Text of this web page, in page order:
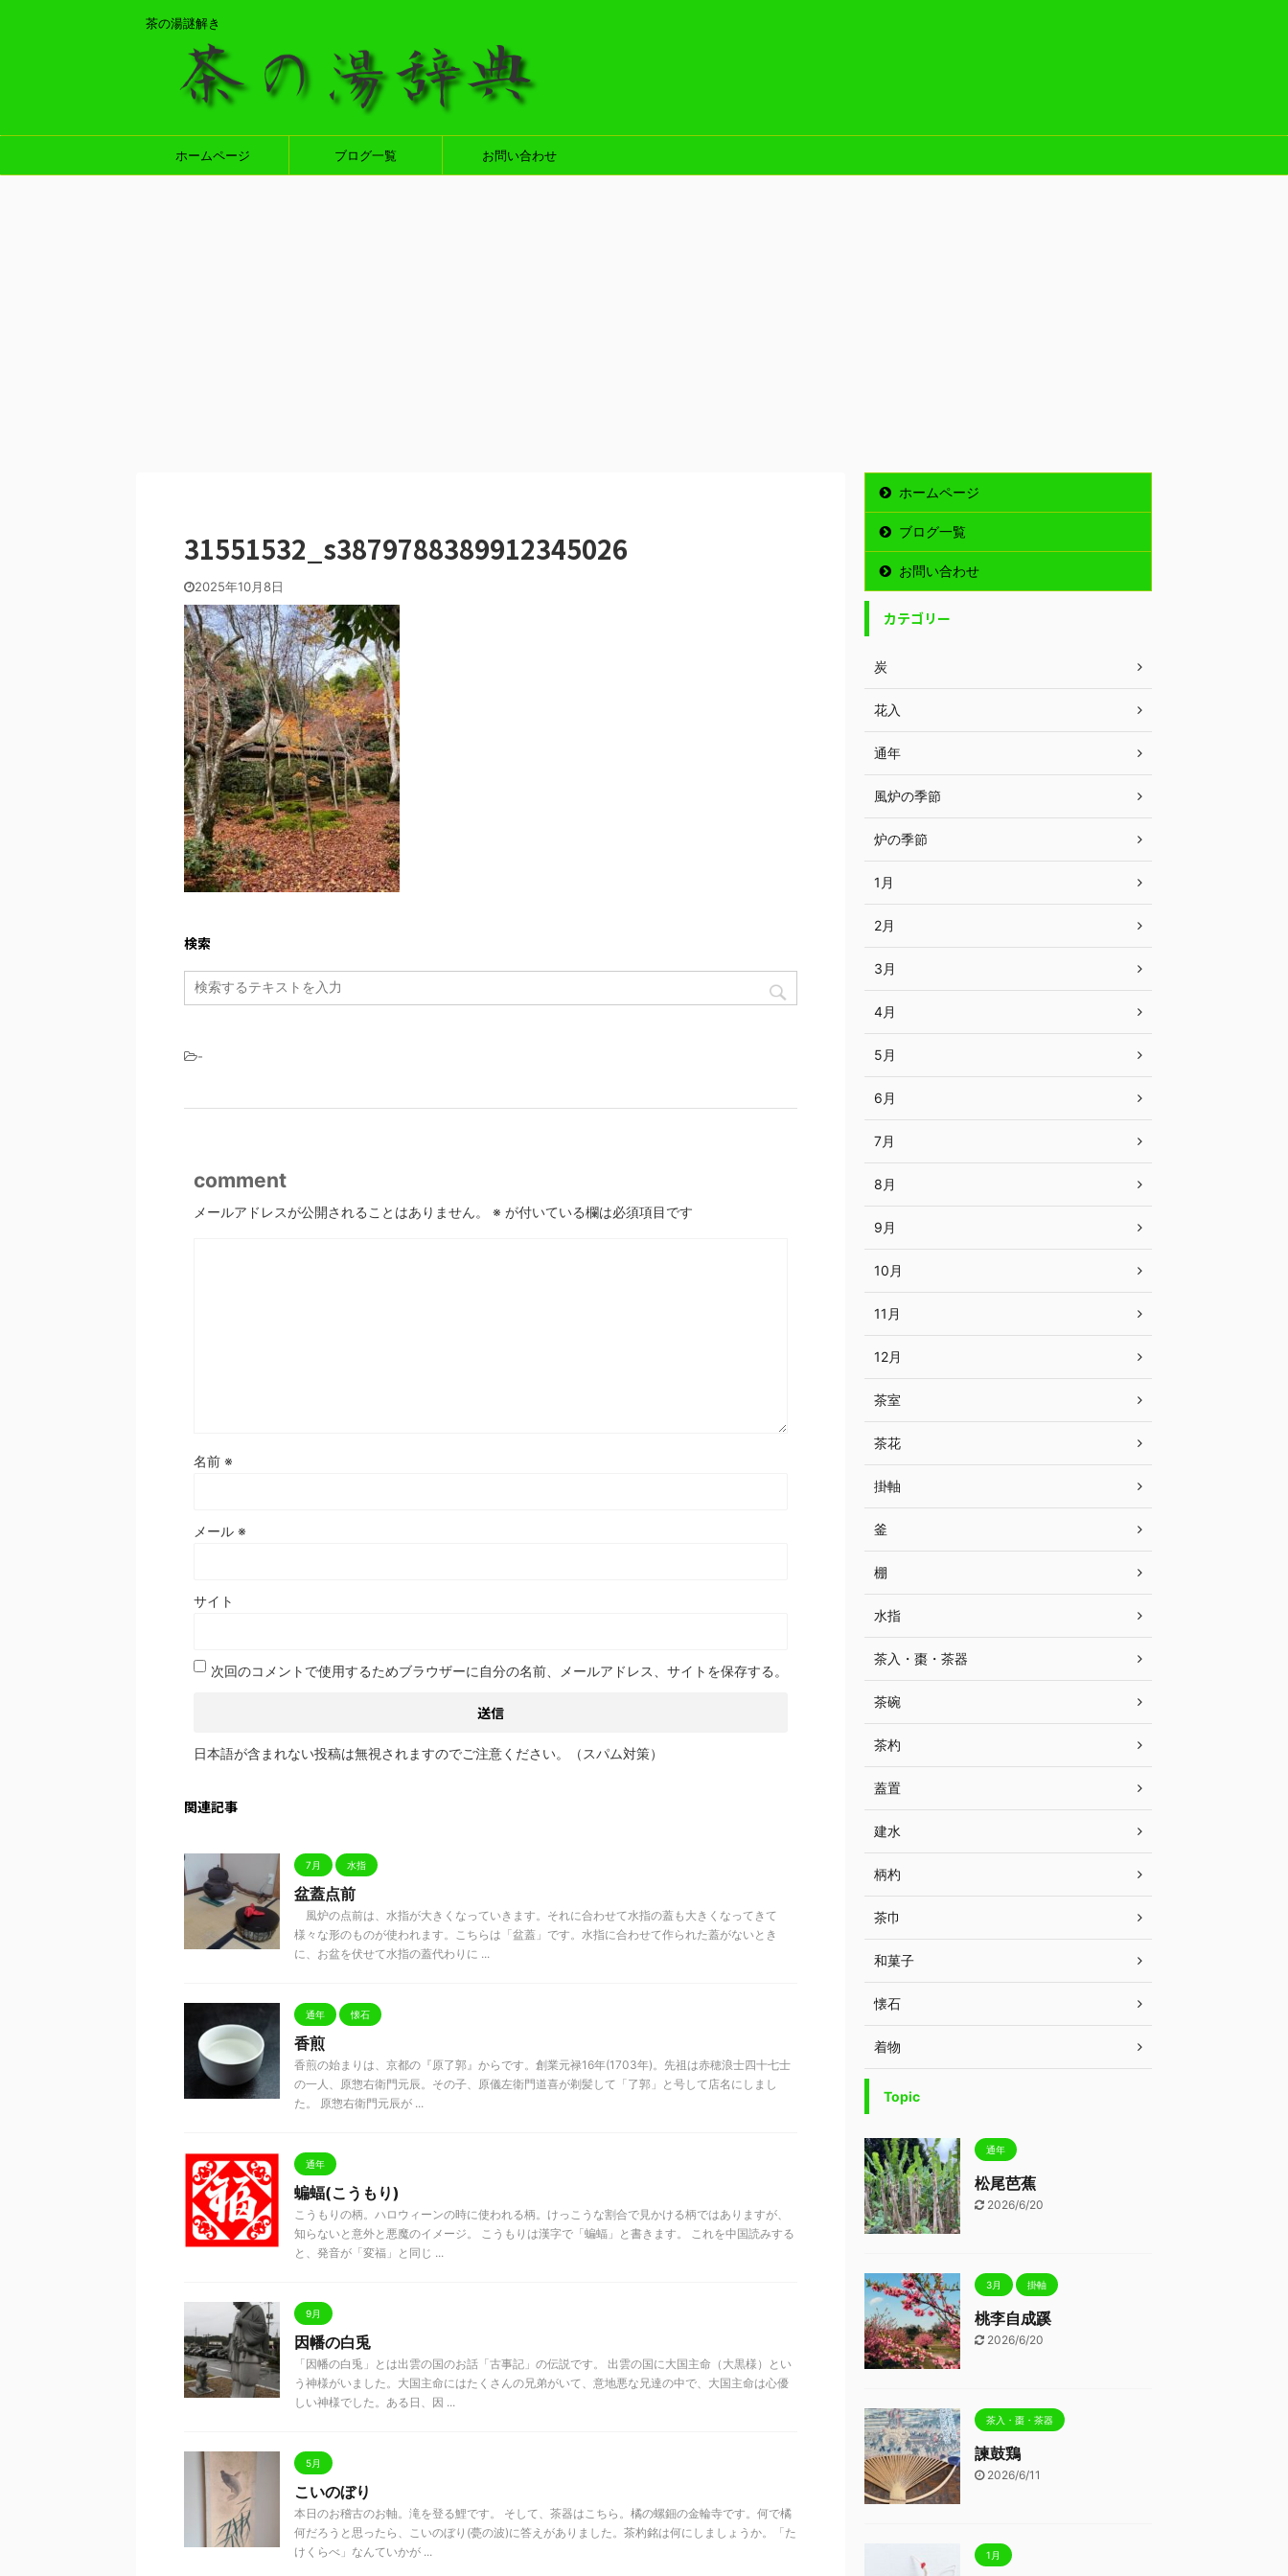
茶の湯謎解き
ホームページ ブログ一覧 お問い合わせ
31551532_s3879788389912345026
2025年10月8日
検索
-
comment
メールアドレスが公開されることはありません。 ※ が付いている欄は必須項目です
名前 ※
メール ※
サイト
次回のコメントで使用するためブラウザーに自分の名前、メールアドレス、サイトを保存する。
日本語が含まれない投稿は無視されますのでご注意ください。（スパム対策）
関連記事
7月 水指
盆蓋点前
風炉の点前は、水指が大きくなっていきます。それに合わせて水指の蓋も大きくなってきて
様々な形のものが使われます。こちらは「盆蓋」です。水指に合わせて作られた蓋がないとき
に、お盆を伏せて水指の蓋代わりに ...
通年 懐石
香煎
香煎の始まりは、京都の『原了郭』からです。創業元禄16年(1703年)。先祖は赤穂浪士四十七士
の一人、原惣右衛門元辰。その子、原儀左衛門道喜が剃髪して「了郭」と号して店名にしまし
た。 原惣右衛門元辰が ...
通年
蝙蝠(こうもり)
こうもりの柄。ハロウィーンの時に使われる柄。けっこうな割合で見かける柄ではありますが、
知らないと意外と悪魔のイメージ。 こうもりは漢字で「蝙蝠」と書きます。 これを中国読みする
と、発音が「変福」と同じ ...
9月
因幡の白兎
「因幡の白兎」とは出雲の国のお話「古事記」の伝説です。 出雲の国に大国主命（大黒様）とい
う神様がいました。大国主命にはたくさんの兄弟がいて、意地悪な兄達の中で、大国主命は心優
しい神様でした。ある日、因 ...
5月
こいのぼり
本日のお稽古のお軸。滝を登る鯉です。 そして、茶器はこちら。橘の螺鈿の金輪寺です。何で橘
何だろうと思ったら、こいのぼり(甍の波)に答えがありました。茶杓銘は何にしましょうか。「た
けくらべ」なんていかが ...
ホームページ
ブログ一覧
お問い合わせ
カテゴリー
炭
花入
通年
風炉の季節
炉の季節
1月
2月
3月
4月
5月
6月
7月
8月
9月
10月
11月
12月
茶室
茶花
掛軸
釜
棚
水指
茶入・棗・茶器
茶碗
茶杓
蓋置
建水
柄杓
茶巾
和菓子
懐石
着物
Topic
通年
松尾芭蕉
2026/6/20
3月 掛軸
桃李自成蹊
2026/6/20
茶入・棗・茶器
諫鼓鶏
2026/6/11
1月